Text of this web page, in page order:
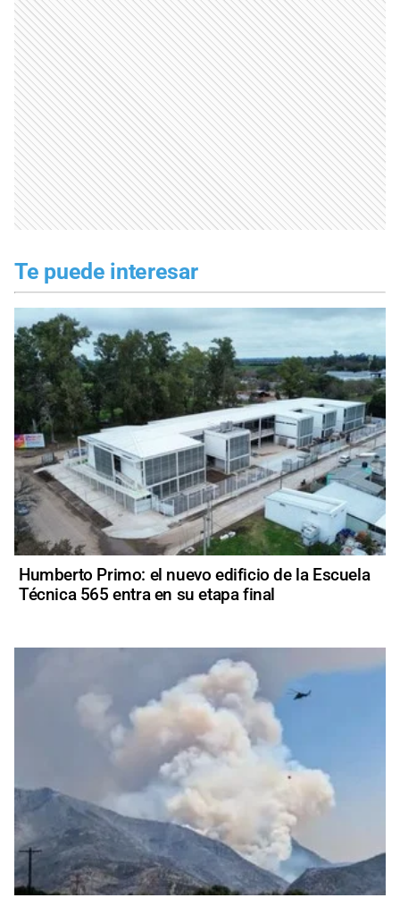
Te puede interesar
Humberto Primo: el nuevo edificio de la Escuela
Técnica 565 entra en su etapa final